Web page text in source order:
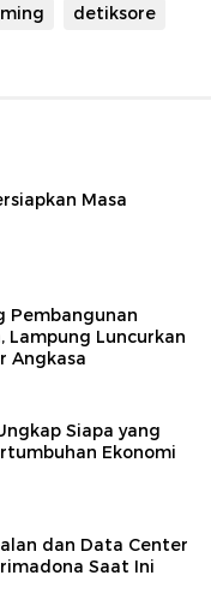
detiksore
Masa
Pembangunan
Lampung Luncurkan
Angkasa
Siapa yang
Ekonomi
dan Data Center
Saat Ini